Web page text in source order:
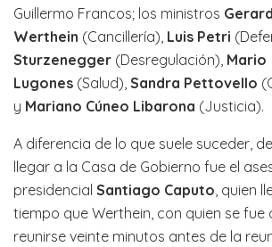
Guillermo Francos; los ministros
Werthein (Cancillería), Luis Petri
Sturzenegger (Desregulación), Mario
Lugones (Salud), Sandra Pettovello
y Mariano Cúneo Libarona (Justicia).
A diferencia de lo que suele suceder,
llegar a la Casa de Gobierno fue el
presidencial Santiago Caputo , quien
tiempo que Werthein, con quien se fue
reunirse veinte minutos antes de la